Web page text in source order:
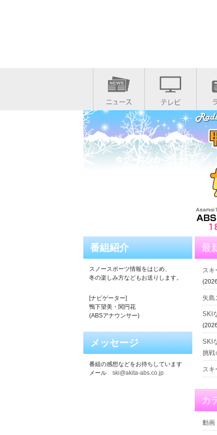
番組紹介
スノースポーツ情報をはじめ、
冬の楽しみ方などもお送りします。
[ナビゲーター]
鴨下望美・関円花
(ABSアナウンサー)
メッセージ
番組の感想などをお待ちしています
メール ski@akita-abs.co.jp
最
ス
矢島
SKI
SKI
挑戦
スキ
カ
動画